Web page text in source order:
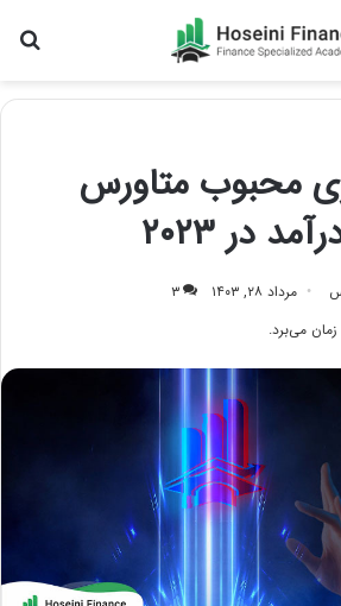
۸ بازی محبوب متاورس
در ۲۰۲۳
مرداد ۲۸, ۱۴۰۳
۳